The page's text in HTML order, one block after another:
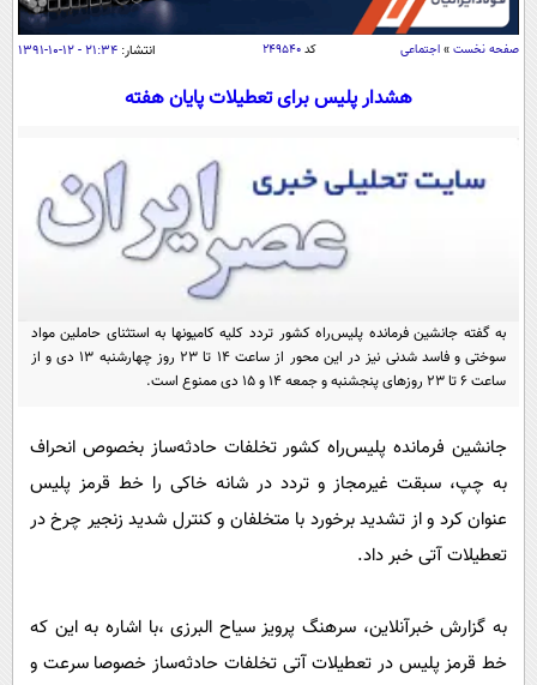
اقتصاد
اقتصادی
جامعه
حوادث
یک برش دانایی
سفر و تفریح
بین الملل
علم و دانش
علمی
اخبار کریپتو
گوناگون
سرگرمی
مجله تصویری سلاح
فیلم
گوناگون
خواندنی ها و دیدنی ها
آشپزی
آموزش زبان
صفحه نخست » اجتماعی کد ۲۴۹۵۴۰ انتشار: ۲۱:۳۴ - ۱۲-۱۰-۱۳۹۱
هشدار پلیس برای تعطیلات پایان هفته
به گفته جانشین فرمانده پلیس‌راه کشور تردد کلیه کامیونها به استثنای حاملین مواد
سوختی و فاسد شدنی نیز در این محور از ساعت 14 تا 23 روز چهارشنبه 13 دی و از
ساعت 6 تا 23 روزهای پنجشنبه و جمعه 14 و 15 دی ممنوع است.
جانشین فرمانده پلیس‌راه کشور تخلفات حادثه‌ساز بخصوص انحراف
به چپ، سبقت غیرمجاز و تردد در شانه خاکی را خط قرمز پلیس
عنوان کرد و از تشدید برخورد با متخلفان و کنترل شدید زنجیر چرخ در
تعطیلات آتی خبر داد.
به گزارش خبرآنلاین، سرهنگ پرویز سیاح البرزی ،با اشاره به این که
خط قرمز پلیس در تعطیلات آتی تخلفات حادثه‌ساز خصوصا سرعت و